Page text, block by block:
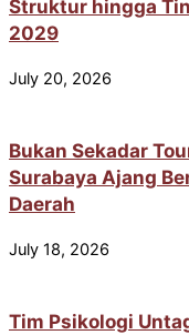
Struktur hingga
2029
July 20, 2026
Bukan Sekadar
Surabaya Ajang
Daerah
July 18, 2026
Tim Psikologi